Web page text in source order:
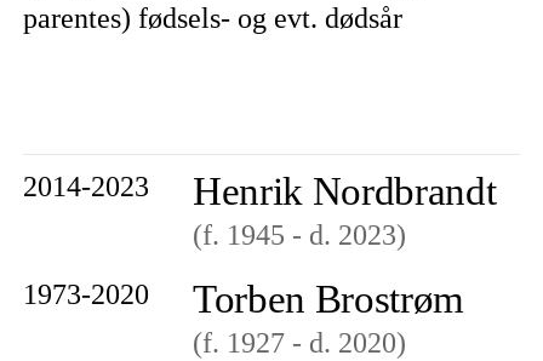
2014-2023 Henrik Nordbrandt
(f. 1945 - d. 2023)
1973-2020
Torben Brostrøm
(f. 1927 - d. 2020)
parentes) fødsels- og evt. dødsår